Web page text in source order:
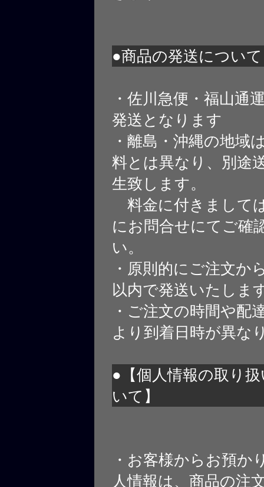
●商品の発送について
・佐川急便・福山通
発送となります
・離島・沖縄の地域
料とは異なり、別途
生致します。
料金に付きまして
にお問合せにてご確
い。
・原則的にご注文か
以内で発送いたしま
・ご注文の時間や配
より到着日時が異な
●【個人情報の取り
いて】
・お客様からお預か
人情報は、商品の注